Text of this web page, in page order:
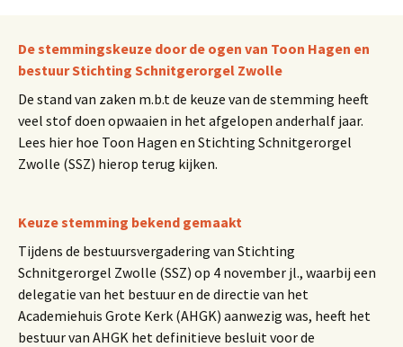
De stemmingskeuze door de ogen van Toon Hagen en
bestuur Stichting Schnitgerorgel Zwolle
De stand van zaken m.b.t de keuze van de stemming heeft
veel stof doen opwaaien in het afgelopen anderhalf jaar.
Lees hier hoe Toon Hagen en Stichting Schnitgerorgel
Zwolle (SSZ) hierop terug kijken.
Keuze stemming bekend gemaakt
Tijdens de bestuursvergadering van Stichting
Schnitgerorgel Zwolle (SSZ) op 4 november jl., waarbij een
delegatie van het bestuur en de directie van het
Academiehuis Grote Kerk (AHGK) aanwezig was, heeft het
bestuur van AHGK het definitieve besluit voor de